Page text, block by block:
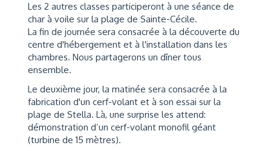
Les 2 autres classes participeront à une séance de
char à voile sur la plage de Sainte-Cécile.
La fin de journée sera consacrée à la découverte du
centre d'hébergement et à l'installation dans les
chambres. Nous partagerons un dîner tous
ensemble.
Le deuxième jour, la matinée sera consacrée à la
fabrication d'un cerf-volant et à son essai sur la
plage de Stella. Là, une surprise les attend:
démonstration d’un cerf-volant monofil géant
(turbine de 15 mètres).